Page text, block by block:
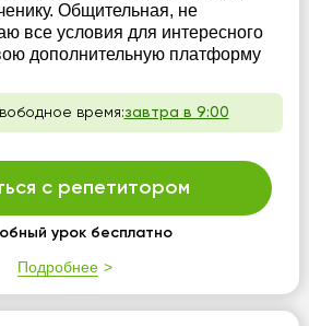
Общительная, не
все условия для интересного
дополнительную платформу
время:завтра в 9:00
с репетитором
урок бесплатно
Подробнее